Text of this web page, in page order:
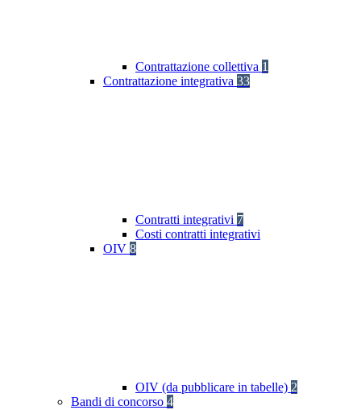
Contrattazione collettiva 1
Contrattazione integrativa 33
Contratti integrativi 7
Costi contratti integrativi
OIV 8
OIV (da pubblicare in tabelle) 2
Bandi di concorso 4